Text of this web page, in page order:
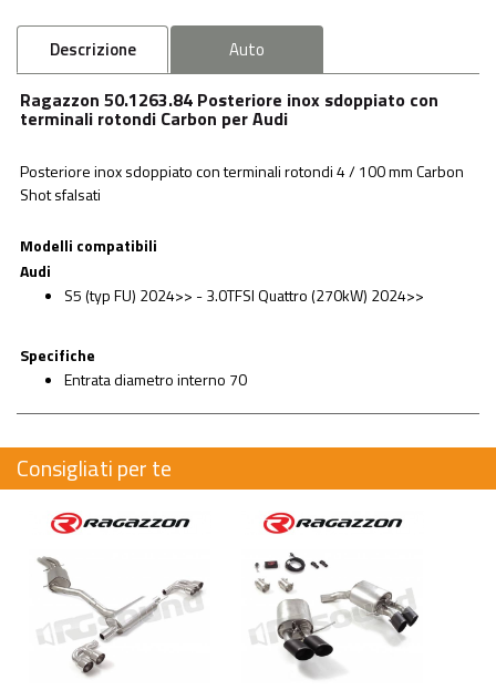
Descrizione Auto
Ragazzon 50.1263.84 Posteriore inox sdoppiato con
terminali rotondi Carbon per Audi
Posteriore inox sdoppiato con terminali rotondi 4 / 100 mm Carbon
Shot sfalsati
Modelli compatibili
Audi
S5 (typ FU) 2024>> - 3.0TFSI Quattro (270kW) 2024>>
Specifiche
Entrata diametro interno 70
Consigliati per te